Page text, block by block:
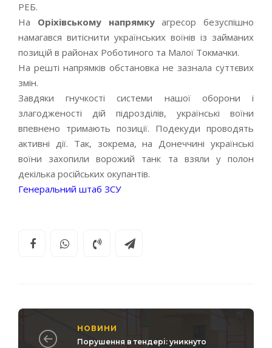
РЕБ.
На Оріхівському напрямкуагресор безуспішно
намагався витіснити українських воїнів із займаних
позицій в районах Роботиного та Малої Токмачки.
На решті напрямків обстановка не зазнала суттєвих
змін.
Завдяки гнучкості системи нашої оборони і
злагодженості дій підрозділів, українські воїни
впевнено тримають позиції. Подекуди проводять
активні дії. Так, зокрема, на Донеччині українські
воїни захопили ворожий танк та взяли у полон
декілька російських окупантів.
Генеральний штаб ЗСУ
НОВИНИ
Порушення в тендері: уникнуто